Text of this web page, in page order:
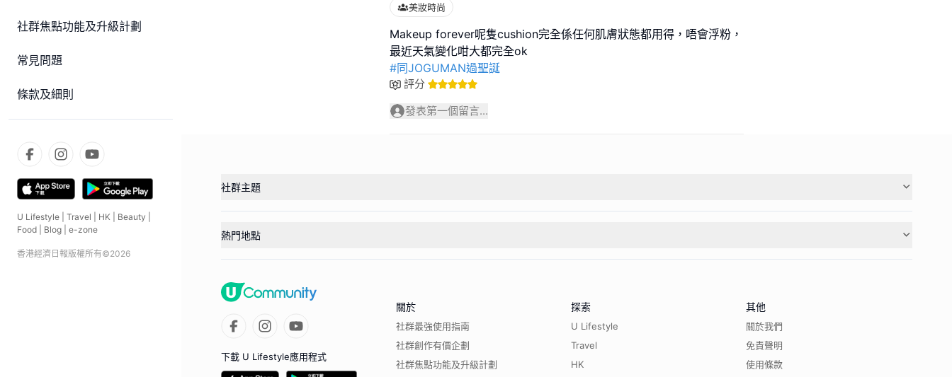
社群焦點功能及升級計劃
常見問題
條款及細則
U Lifestyle Travel HK Beauty
Food
Blog e-zone
香港經濟日報版權所有©2026
美妝時尚
Makeup forever呢隻cushion完全係任何肌膚狀態都用得，唔會浮粉，
#同JOGUMAN過聖誕
評分
發表第一個留言...
社群主題
熱門地點
下載 U Lifestyle應用程式
關於
社群最強使用指南
社群創作有價企劃
社群焦點功能及升級計劃
探索
U Lifestyle
Travel
HK
其他
關於我們
免責聲明
使用條款